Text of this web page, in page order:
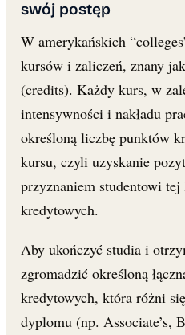
swój postęp
W amerykańskich
kursów i zaliczeń, znany
(credits). Każdy kurs, w
intensywności i nakładu
określoną liczbę punktów
kursu, czyli uzyskanie
przyznaniem studentowi
kredytowych.
Aby ukończyć studia i
zgromadzić określoną
kredytowych, która różni
dyplomu (np. Associate’s,